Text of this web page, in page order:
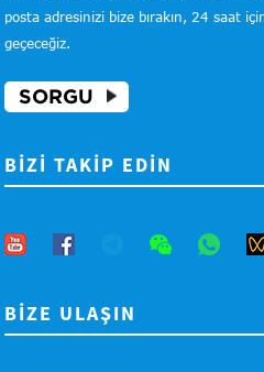
posta adresinizi bize bırakın, 24 saat
geçeceğiz.
SORGU
BIZI TAKIP EDIN
BIZE ULAŞIN